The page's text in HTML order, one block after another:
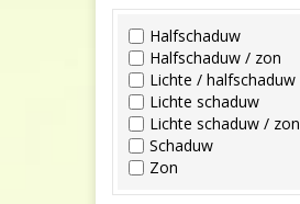
Halfschaduw
Halfschaduw / zon
Lichte / halfschaduw
Lichte schaduw
Lichte schaduw / zon
Schaduw
Zon